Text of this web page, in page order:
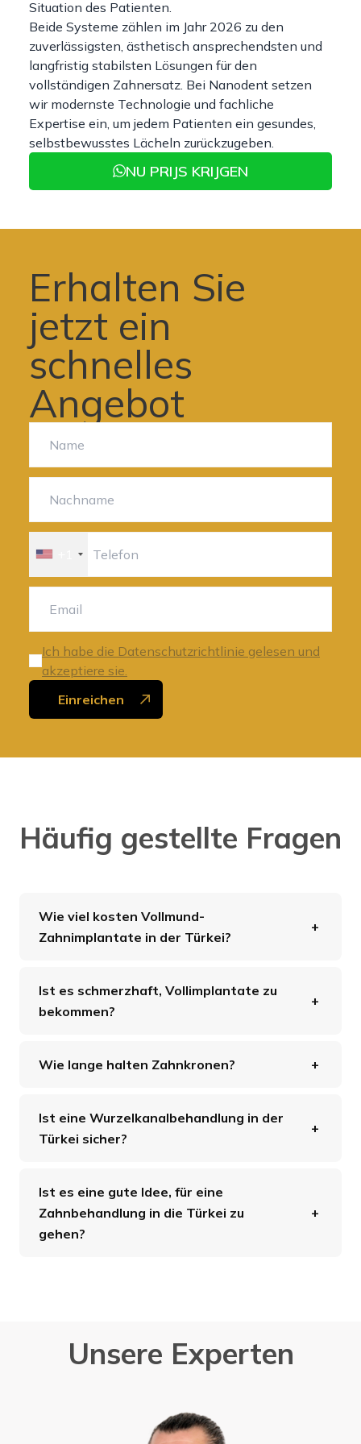
Situation des Patienten.
Beide Systeme zählen im Jahr 2026 zu den
zuverlässigsten, ästhetisch ansprechendsten und
langfristig stabilsten Lösungen für den
vollständigen Zahnersatz. Bei Nanodent setzen
wir modernste Technologie und fachliche
Expertise ein, um jedem Patienten ein gesundes,
selbstbewusstes Lächeln zurückzugeben.
NU PRIJS KRIJGEN
Erhalten Sie
jetzt ein
schnelles
Angebot
Ich habe die Datenschutzrichtlinie gelesen und
akzeptiere sie.
Einreichen
Häufig gestellte Fragen
Wie viel kosten Vollmund-
Zahnimplantate in der Türkei?
Ist es schmerzhaft, Vollimplantate zu
bekommen?
Wie lange halten Zahnkronen?
Ist eine Wurzelkanalbehandlung in der
Türkei sicher?
Ist es eine gute Idee, für eine
Zahnbehandlung in die Türkei zu
gehen?
Unsere Experten